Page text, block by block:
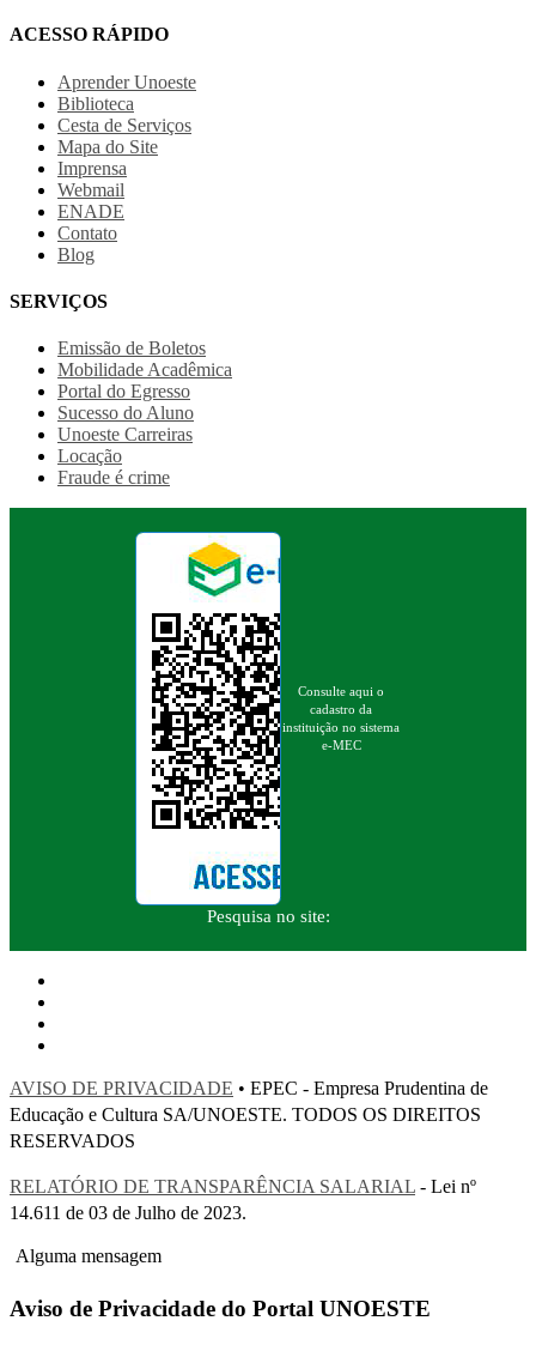
ACESSO RÁPIDO
Aprender Unoeste
Biblioteca
Cesta de Serviços
Mapa do Site
Imprensa
Webmail
ENADE
Contato
Blog
SERVIÇOS
Emissão de Boletos
Mobilidade Acadêmica
Portal do Egresso
Sucesso do Aluno
Unoeste Carreiras
Locação
Fraude é crime
Consulte aqui o
cadastro da
instituição no sistema
e-MEC
Pesquisa no site:
AVISO DE PRIVACIDADE • EPEC - Empresa Prudentina de
Educação e Cultura SA/UNOESTE. TODOS OS DIREITOS
RESERVADOS
RELATÓRIO DE TRANSPARÊNCIA SALARIAL - Lei nº
14.611 de 03 de Julho de 2023.
Alguma mensagem
Aviso de Privacidade do Portal UNOESTE